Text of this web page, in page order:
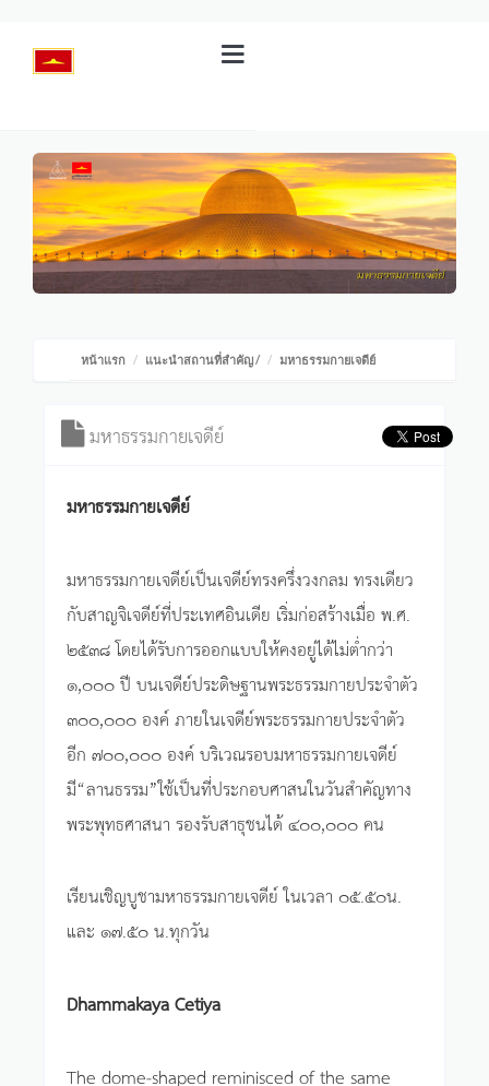
หน้าแรก แนะนำสถานที่สำคัญ/ มหาธรรมกายเจดีย์
มหาธรรมกายเจดีย์
มหาธรรมกายเจดีย์
มหาธรรมกายเจดีย์เป็นเจดีย์ทรงครึ่งวงกลม ทรงเดียว
กับสาญจิเจดีย์ที่ประเทศอินเดีย เริ่มก่อสร้างเมื่อ พ.ศ.
๒๕๓๘ โดยได้รับการออกแบบให้คงอยู่ได้ไม่ต่ำกว่า
๑,๐๐๐ ปี บนเจดีย์ประดิษฐานพระธรรมกายประจำตัว
๓๐๐,๐๐๐ องค์ ภายในเจดีย์พระธรรมกายประจำตัว
อีก ๗๐๐,๐๐๐ องค์ บริเวณรอบมหาธรรมกายเจดีย์
มี“ลานธรรม”ใช้เป็นที่ประกอบศาสนในวันสำคัญทาง
พระพุทธศาสนา รองรับสาธุชนได้ ๔๐๐,๐๐๐ คน
เรียนเชิญบูชามหาธรรมกายเจดีย์ ในเวลา ๐๕.๕๐น.
และ ๑๗.๕๐ น.ทุกวัน
Dhammakaya Cetiya
The dome-shaped reminisced of the same